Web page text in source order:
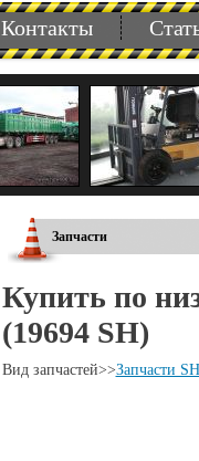
Контакты
Запчасти
Купить по
(19694 SH)
Вид запчастей>>Запчасти